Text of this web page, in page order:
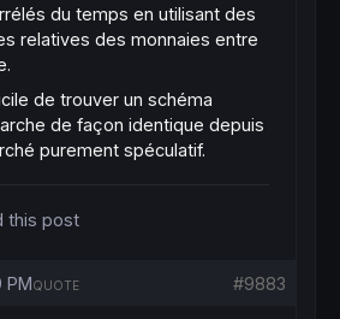
du temps en utilisant des
relatives des monnaies entre
de trouver un schéma
de façon identique depuis
purement spéculatif.
this post
PM #9883
QUOTE